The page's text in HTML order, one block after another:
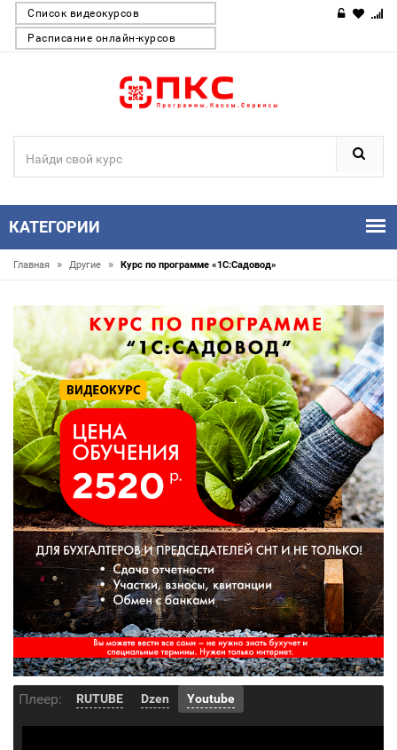
Список видеокурсов
Расписание онлайн-курсов
КАТЕГОРИИ
Главная » Другие » Курс по программе «1С:Садовод»
Плеер: RUTUBE Dzen Youtube